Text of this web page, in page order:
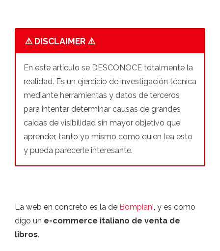
⚠️ DISCLAIMER ⚠️
En este artículo se DESCONOCE totalmente la
realidad. Es un ejercicio de investigación técnica
mediante herramientas y datos de terceros
para intentar determinar causas de grandes
caídas de visibilidad sin mayor objetivo que
aprender, tanto yo mismo como quien lea esto
y pueda parecerle interesante.
La web en concreto es la de Bompiani , y es como
digo un e-commerce italiano de venta de
libros.